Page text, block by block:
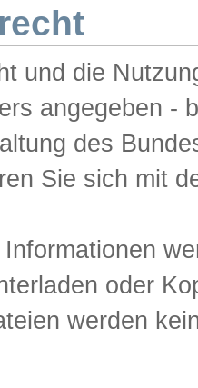
und die
angegeben -
des
Sie sich mit
oder
werden